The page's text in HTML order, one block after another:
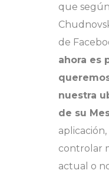
que
de
ahora es
nuestra
de su
controlar
actual o